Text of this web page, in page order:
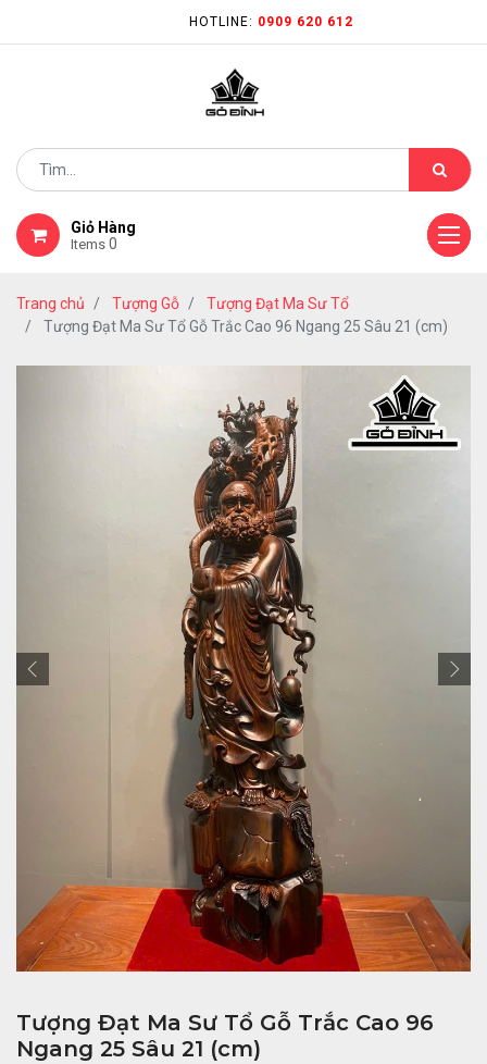
HOTLINE: 0909 620 612
Giỏ Hàng
Items 0
Trang chủ Tượng Gỗ
Tượng Đạt Ma Sư Tổ
Tượng Đạt Ma Sư Tổ Gỗ Trắc Cao 96 Ngang 25 Sâu 21 (cm)
Tượng Đạt Ma Sư Tổ Gỗ Trắc Cao 96
Ngang 25 Sâu 21 (cm)